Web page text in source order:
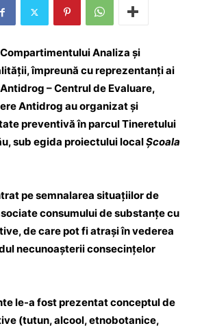
Analiza și
împreună cu reprezentanți ai
– Centrul de Evaluare,
Antidrog au organizat şi
preventivă în parcul Tineretului
sub egida proiectului localȘcoala
pe semnalarea situaţiilor de
consumului de substanțe cu
de care pot fi atrași în vederea
necunoaşterii consecinţelor
le-a fost prezentat conceptul de
(tutun, alcool, etnobotanice,